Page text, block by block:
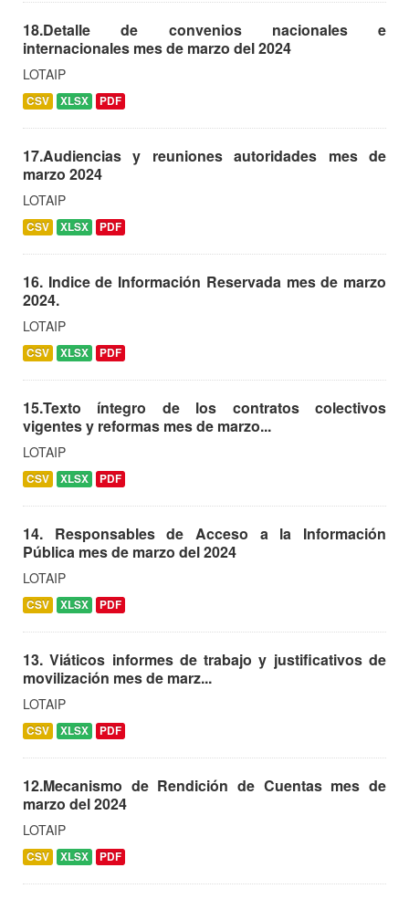
18.Detalle de convenios nacionales e
internacionales mes de marzo del 2024
LOTAIP
CSV XLSX PDF
17.Audiencias y reuniones autoridades mes de
marzo 2024
LOTAIP
CSV XLSX PDF
16. Indice de Información Reservada mes de marzo
2024.
LOTAIP
CSV XLSX PDF
15.Texto íntegro de los contratos colectivos
vigentes y reformas mes de marzo...
LOTAIP
CSV XLSX PDF
14. Responsables de Acceso a la Información
Pública mes de marzo del 2024
LOTAIP
CSV XLSX PDF
13. Viáticos informes de trabajo y justificativos de
movilización mes de marz...
LOTAIP
CSV XLSX PDF
12.Mecanismo de Rendición de Cuentas mes de
marzo del 2024
LOTAIP
CSV XLSX PDF